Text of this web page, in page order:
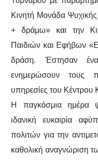
Κινητή Μονάδα
+ δράμω» και την
Παιδιών και Εφήβων
δράση. Έστησαν
ενημερώσουν τους
υπηρεσίες του Κέντρου
Η παγκόσμια ημέρα
ιδανική ευκαιρία
πολιτών για την
καθολική αναγνώριση